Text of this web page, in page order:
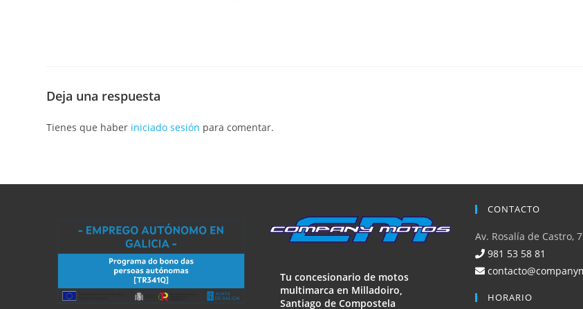
Deja una respuesta
Tienes que haber iniciado sesión para comentar.
Tu concesionario de motos
multimarca en Milladoiro,
Santiago de Compostela
CONTACTO
Av. Rosalía de Castro,
981 53 58 81
HORARIO